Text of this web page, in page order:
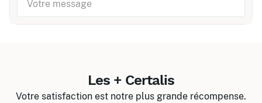
Les + Certalis
Votre satisfaction est notre plus grande récompense.